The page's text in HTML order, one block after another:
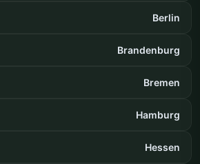
Berlin
Brandenburg
Bremen
Hamburg
Hessen